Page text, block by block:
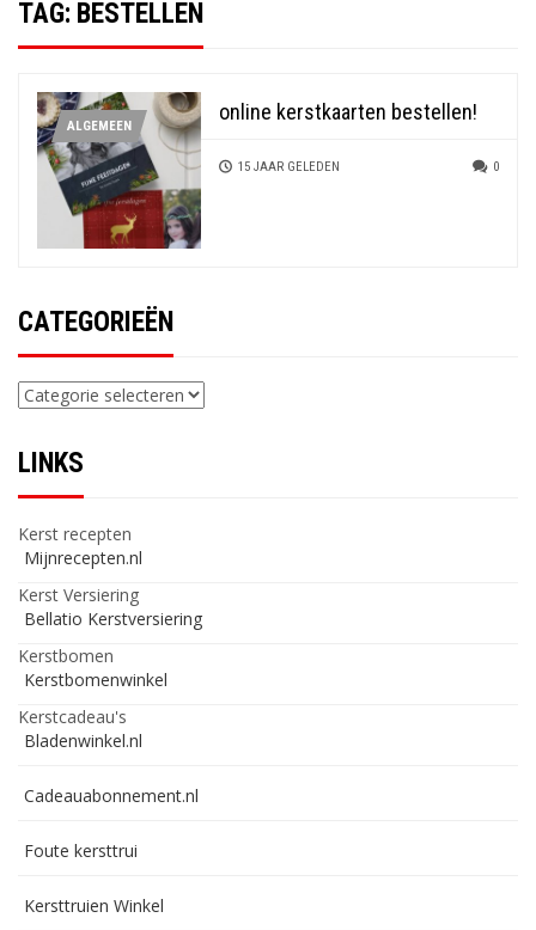
TAG: BESTELLEN
ALGEMEEN
online kerstkaarten bestellen!
15 JAAR GELEDEN 0
CATEGORIEËN
Categorieën
LINKS
Kerst recepten
Mijnrecepten.nl
Kerst Versiering
Bellatio Kerstversiering
Kerstbomen
Kerstbomenwinkel
Kerstcadeau's
Bladenwinkel.nl
Cadeauabonnement.nl
Foute kersttrui
Kersttruien Winkel